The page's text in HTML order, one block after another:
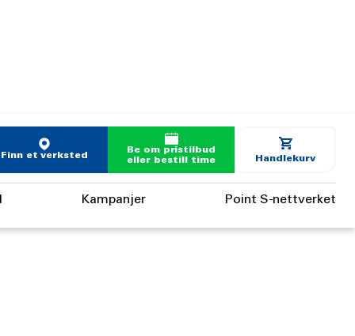
Finn et verksted
Be om pristilbud
eller bestill time
Handlekurv
Kampanjer Point S-nettverket